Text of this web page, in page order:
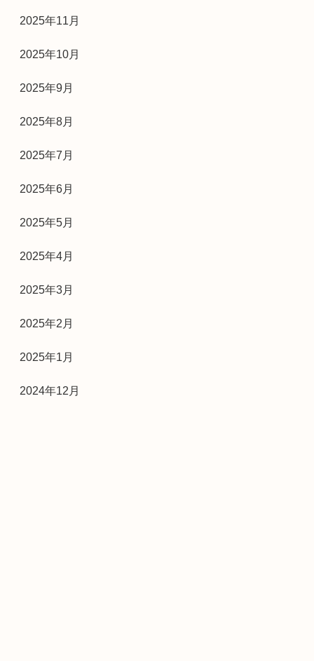
2025年11月
2025年10月
2025年9月
2025年8月
2025年7月
2025年6月
2025年5月
2025年4月
2025年3月
2025年2月
2025年1月
2024年12月